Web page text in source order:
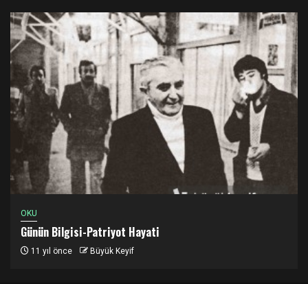
OKU
Günün Bilgisi-Patriyot Hayati
11 yıl önce Büyük Keyif